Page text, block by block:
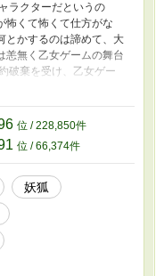
ラクターだというの
怖くて怖くて仕方がな
とかするのは諦めて、大
恙無く乙女ゲームの舞台
破棄を受け、乙女ゲー
ついでに一族からも追放
よろず仕事請負人』とし
名依頼』が。 喜び勇ん
ン』。 しかも入れ替
ーーーーーーーーー
ーーーーーーーーーーー
はございません。
位 / 228,850件
位 / 66,374件
妖狐